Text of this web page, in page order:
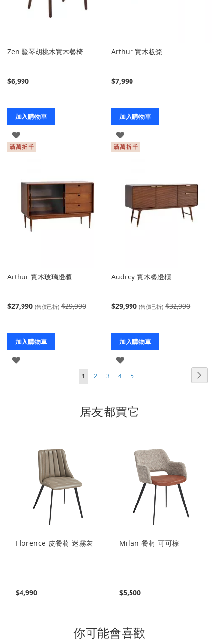
Zen 豎琴胡桃木實木餐椅
$6,990
加入購物車
登
入
Arthur 實木板凳
$7,990
加入購物車
登
入
Arthur 實木玻璃邊櫃
$27,990 (售價已折) $29,990
加入購物車
登
Audrey 實木餐邊櫃
$29,990 (售價已折) $32,990
加入購物車
登
入
您
前
正
1
頁
2
頁
3
頁
4
頁
5
居友都買它
Florence 皮餐椅 迷霧灰
$4,990
Milan 餐椅 可可棕
$5,500
你可能會喜歡